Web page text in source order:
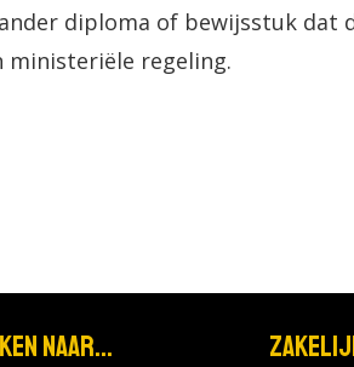
diploma of bewijsstuk dat
ministeriële regeling.
naar...